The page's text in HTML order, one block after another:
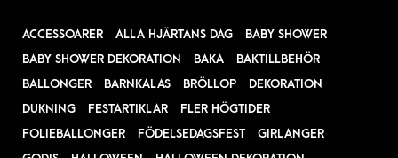
ACCESSOARER ALLA HJÄRTANS DAG
BABY SHOWER
BABY SHOWER DEKORATION
BAKA
BAKTILLBEHÖR
BALLONGER
BARNKALAS BRÖLLOP
DEKORATION
DUKNING
FESTARTIKLAR
FLER HÖGTIDER
FOLIEBALLONGER
FÖDELSEDAGSFEST
GIRLANGER